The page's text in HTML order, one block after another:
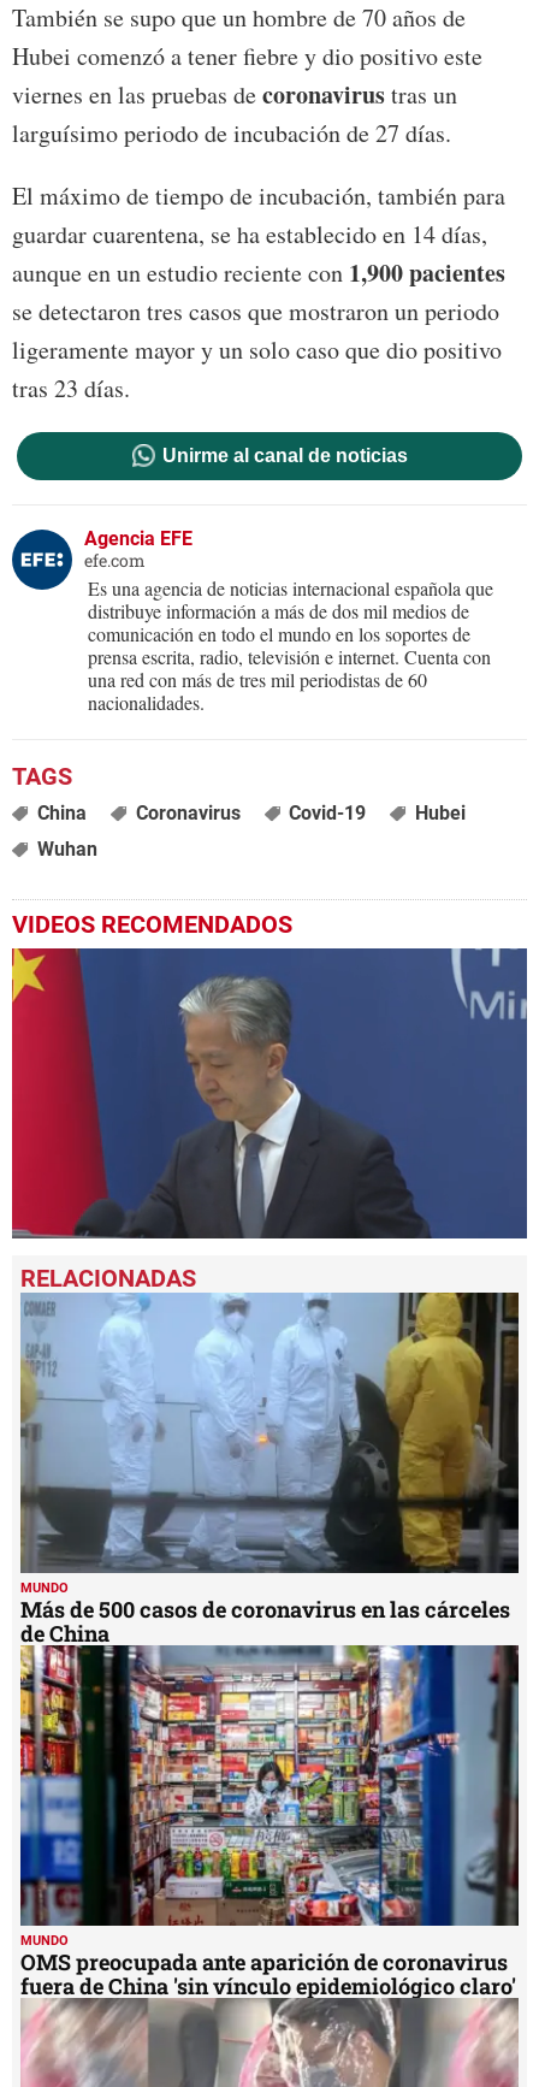
También se supo que un hombre de 70 años de
Hubei comenzó a tener fiebre y dio positivo este
viernes en las pruebas decoronavirustras un
larguísimo periodo de incubación de 27 días.
El máximo de tiempo de incubación, también para
guardar cuarentena, se ha establecido en 14 días,
aunque en un estudio reciente con 1,900 pacientes
se detectaron tres casos que mostraron un periodo
ligeramente mayor y un solo caso que dio positivo
tras 23 días.
Unirme al canal de noticias
Agencia EFE
efe.com
Es una agencia de noticias internacional española que
distribuye información a más de dos mil medios de
comunicación en todo el mundo en los soportes de
prensa escrita, radio, televisión e internet. Cuenta con
una red con más de tres mil periodistas de 60
nacionalidades.
China Coronavirus Covid-19
Hubei
Wuhan
VIDEOS RECOMENDADOS
seconds
of
minute,
57
seconds
MUNDO
Más de 500 casos de coronavirus en las cárceles
de China
MUNDO
OMS preocupada ante aparición de coronavirus
fuera de China 'sin vínculo epidemiológico claro'